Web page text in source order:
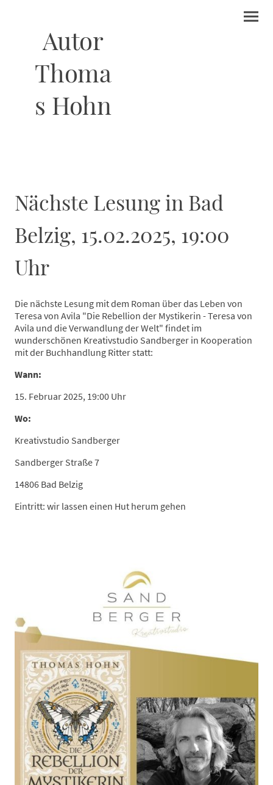
Autor
Thoma
s Hohn
Nächste Lesung in Bad
Belzig, 15.02.2025, 19:00
Uhr
Die nächste Lesung mit dem Roman über das Leben von
Teresa von Avila "Die Rebellion der Mystikerin - Teresa von
Avila und die Verwandlung der Welt" findet im
wunderschönen Kreativstudio Sandberger in Kooperation
mit der Buchhandlung Ritter statt:
Wann:
15. Februar 2025, 19:00 Uhr
Wo:
Kreativstudio Sandberger
Sandberger Straße 7
14806 Bad Belzig
Eintritt: wir lassen einen Hut herum gehen